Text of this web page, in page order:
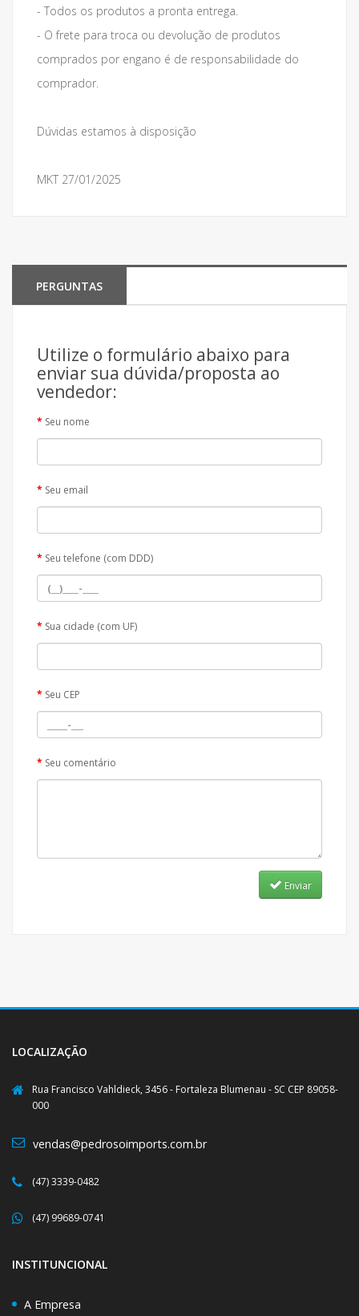
- Todos os produtos a pronta entrega.
- O frete para troca ou devolução de produtos
comprados por engano é de responsabilidade do
comprador.
Dúvidas estamos à disposição
MKT 27/01/2025
PERGUNTAS
Utilize o formulário abaixo para
enviar sua dúvida/proposta ao
vendedor:
Seu nome
Seu email
Seu telefone (com DDD)
Sua cidade (com UF)
Seu CEP
Seu comentário
Enviar
LOCALIZAÇÃO
Rua Francisco Vahldieck, 3456 - Fortaleza Blumenau - SC CEP 89058-
000
vendas@pedrosoimports.com.br
(47) 3339-0482
(47) 99689-0741
INSTITUNCIONAL
A Empresa